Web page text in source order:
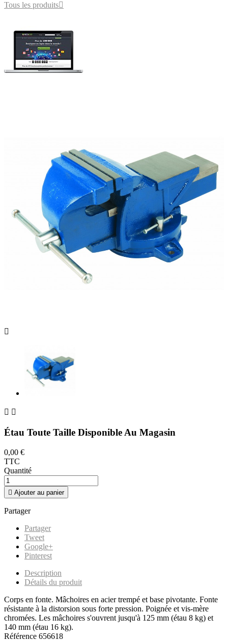
Tous les produits

 
Étau Toute Taille Disponible Au Magasin
0,00 €
TTC
Quantité
 Ajouter au panier
Partager
Partager
Tweet
Google+
Pinterest
Description
Détails du produit
Corps en fonte. Mâchoires en acier trempé et base pivotante. Fonte
résistante à la distorsion sous forte pression. Poignée et vis-mère
chromées. Les mâchoires s'ouvrent jusqu'à 125 mm (étau 8 kg) et
140 mm (étau 16 kg).
Référence 656618